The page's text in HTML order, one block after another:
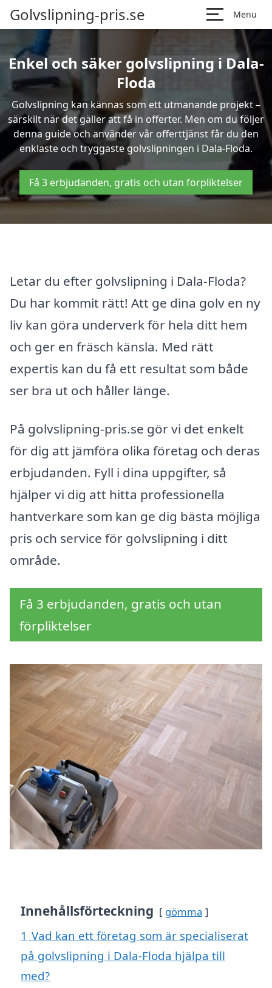
Golvslipning-pris.se Menu
Enkel och säker golvslipning i Dala-
Floda
Golvslipning kan kännas som ett utmanande projekt –
särskilt när det gäller att få in offerter. Men om du följer
denna guide och använder vår offerttjänst får du den
enklaste och tryggaste golvslipningen i Dala-Floda.
Få 3 erbjudanden, gratis och utan förpliktelser
Letar du efter golvslipning i Dala-Floda?
Du har kommit rätt! Att ge dina golv en ny
liv kan göra underverk för hela ditt hem
och ger en fräsch känsla. Med rätt
expertis kan du få ett resultat som både
ser bra ut och håller länge.
På golvslipning-pris.se gör vi det enkelt
för dig att jämföra olika företag och deras
erbjudanden. Fyll i dina uppgifter, så
hjälper vi dig att hitta professionella
hantverkare som kan ge dig bästa möjliga
pris och service för golvslipning i ditt
område.
Få 3 erbjudanden, gratis och utan
förpliktelser
Innehållsförteckning gömma
1 Vad kan ett företag som är specialiserat
på golvslipning i Dala-Floda hjälpa till
med?